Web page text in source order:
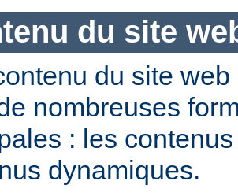
du site
du site
nombreuses
: les
dynamiques.